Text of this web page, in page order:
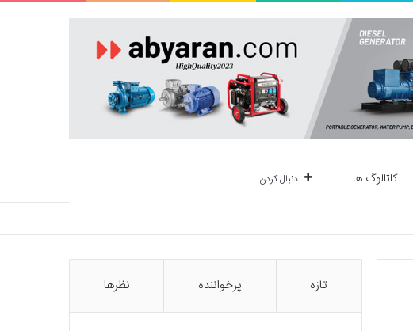
کاتالوگ ها دنبال کردن
تازه پرخواننده نظرها